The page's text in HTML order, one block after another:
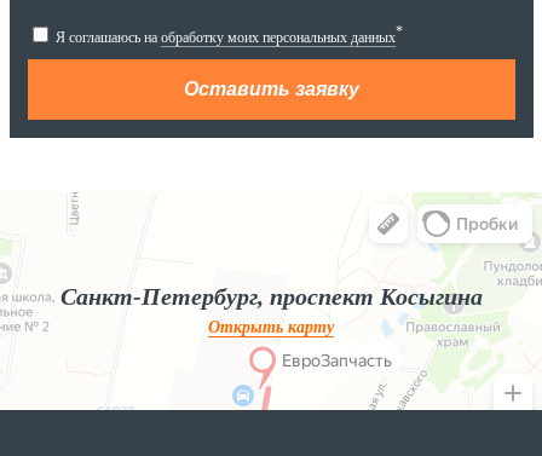
Я соглашаюсь на обработку моих персональных данных*
Яндекс.Карты
Яндекс.Карты — поиск мест и адресов, городской транспорт
Санкт-Петербург, проспект Косыгина
Открыть карту